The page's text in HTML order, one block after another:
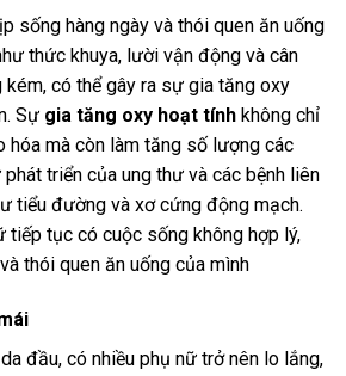
sống hàng ngày và thói quen ăn uống
thức khuya, lười vận động và cân
kém, có thể gây ra sự gia tăng oxy
Sự gia tăng oxy hoạt tính không chỉ
hóa mà còn làm tăng số lượng các
triển của ung thư và các bệnh liên
tiểu đường và xơ cứng động mạch.
tiếp tục có cuộc sống không hợp lý,
thói quen ăn uống của mình
đầu, có nhiều phụ nữ trở nên lo lắng,